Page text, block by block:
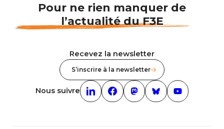
Pour ne rien manquer de
l’actualité du F3E
Recevez la newsletter
S’inscrire à la newsletter
Nous suivre Linkedin (nouvelle fenêtre)
Facebook (nouvelle fenêtre)
mastodon (nouvelle
Bluesky (nouvelle
Youtube